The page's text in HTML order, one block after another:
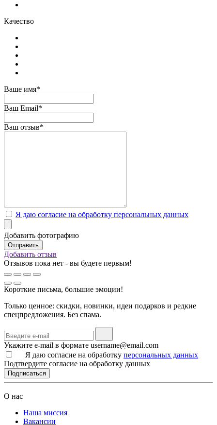
Качество
Ваше имя*
Ваш Email*
Ваш отзыв*
Я даю согласие на обработку персональных данных
Добавить фотографию
Добавить отзыв
Отзывов пока нет - вы будете первым!
Короткие письма, большие эмоции!
Только ценное: скидки, новинки, идеи подарков и редкие
спецпредложения. Без спама.
Укажите e-mail в формате username@email.com
Я даю согласие на обработку персональных данных
Подтвердите согласие на обработку данных
Подписаться
О нас
Наша миссия
Вакансии